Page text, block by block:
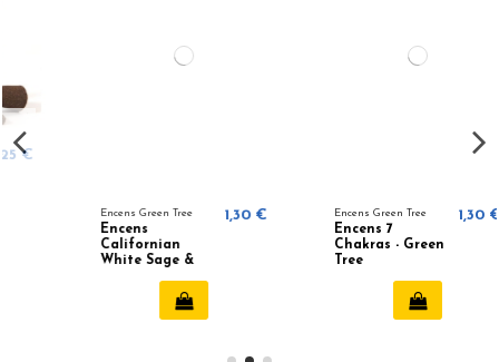
Encens Green Tree
Californian
White Sage &
1,30 € Encens Green Tree
Encens 7
Chakras - Green
1,30 €